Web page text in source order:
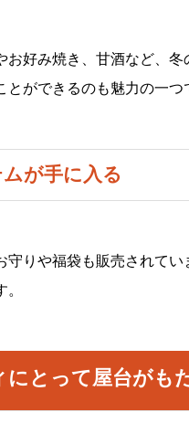
お好み焼き、甘酒など、
ができるのも魅力の一つ
が手に入る
守りや福袋も販売されて
にとって屋台がも